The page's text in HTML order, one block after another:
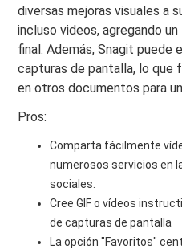
diversas mejoras visuales a
incluso videos, agregando
final. Además, Snagit
capturas de pantalla, lo que
en otros documentos para
Pros:
Comparta fácilmente
numerosos servicios en
sociales.
Cree GIF o vídeos
de capturas de pantalla
La opción "Favoritos"